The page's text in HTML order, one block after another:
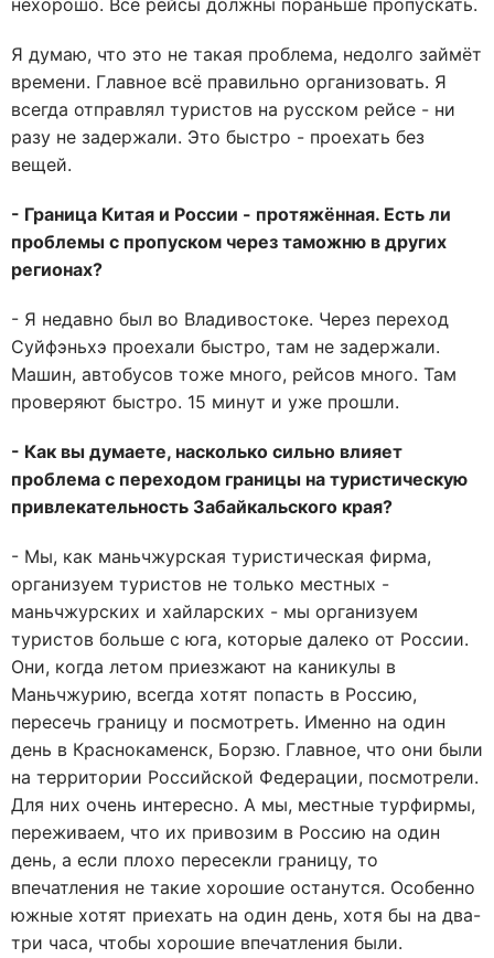
нехорошо. Все рейсы должны пораньше пропускать.
Я думаю, что это не такая проблема, недолго займёт
времени. Главное всё правильно организовать. Я
всегда отправлял туристов на русском рейсе - ни
разу не задержали. Это быстро - проехать без
вещей.
- Граница Китая и России - протяжённая. Есть ли
проблемы с пропуском через таможню в других
регионах?
- Я недавно был во Владивостоке. Через переход
Суйфэньхэ проехали быстро, там не задержали.
Машин, автобусов тоже много, рейсов много. Там
проверяют быстро. 15 минут и уже прошли.
- Как вы думаете, насколько сильно влияет
проблема с переходом границы на туристическую
привлекательность Забайкальского края?
- Мы, как маньчжурская туристическая фирма,
организуем туристов не только местных -
маньчжурских и хайларских - мы организуем
туристов больше с юга, которые далеко от России.
Они, когда летом приезжают на каникулы в
Маньчжурию, всегда хотят попасть в Россию,
пересечь границу и посмотреть. Именно на один
день в Краснокаменск, Борзю. Главное, что они были
на территории Российской Федерации, посмотрели.
Для них очень интересно. А мы, местные турфирмы,
переживаем, что их привозим в Россию на один
день, а если плохо пересекли границу, то
впечатления не такие хорошие останутся. Особенно
южные хотят приехать на один день, хотя бы на два-
три часа, чтобы хорошие впечатления были.